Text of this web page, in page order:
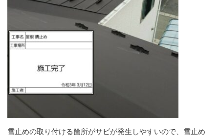
雪止めの取り付ける箇所がサビが発生しやすいので、雪止め